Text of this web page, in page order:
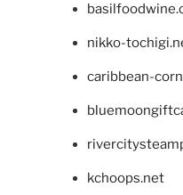
nikko-
caribbean-
kchoops.net